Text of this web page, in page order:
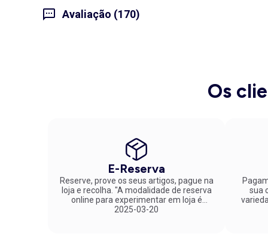
Avaliação (170)
Os
E-Reserva
Reserve, prove os seus artigos, pague na
loja e recolha. "A modalidade de reserva
online para experimentar em loja é
fantástica. Parabéns pela inovação!"
2025-03-20
sua